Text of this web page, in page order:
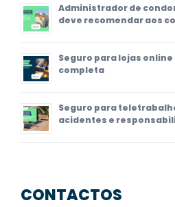
Administrador de
deve recomendar aos
Seguro para lojas
completa
Seguro para
acidentes e
CONTACTOS